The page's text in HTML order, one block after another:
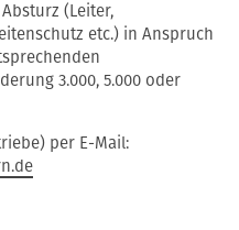
(Leiter,
etc.) in Anspruch
3.000, 5.000 oder
per E-Mail: